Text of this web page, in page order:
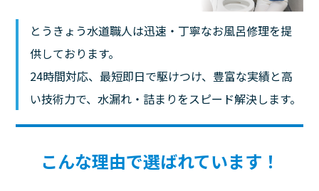
とうきょう水道職人は迅速・丁寧なお風呂修理を提
供しております。
24時間対応、最短即日で駆けつけ、豊富な実績と高
い技術力で、水漏れ・詰まりをスピード解決します。
こんな理由で選ばれています！